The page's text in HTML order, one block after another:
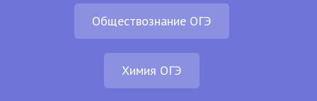
Обществознание ОГЭ
Химия ОГЭ